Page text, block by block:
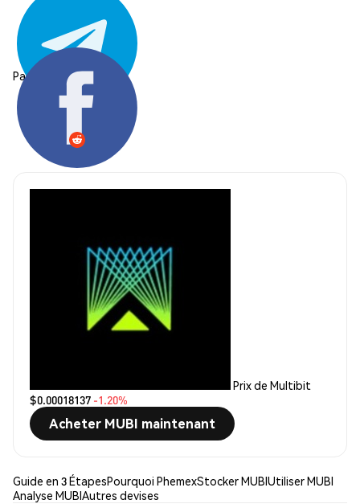
Partager:
Prix de Multibit
$0.00018137 -1.20%
Acheter MUBI maintenant
Guide en 3 ÉtapesPourquoi PhemexStocker MUBIUtiliser MUBI
Analyse MUBIAutres devises